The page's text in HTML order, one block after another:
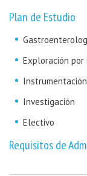
Plan de Estudio
Exploración por
Investigación
Electivo
Requisitos de